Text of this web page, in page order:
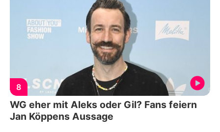
8
WG eher mit Aleks oder Gil? Fans feiern
Jan Köppens Aussage